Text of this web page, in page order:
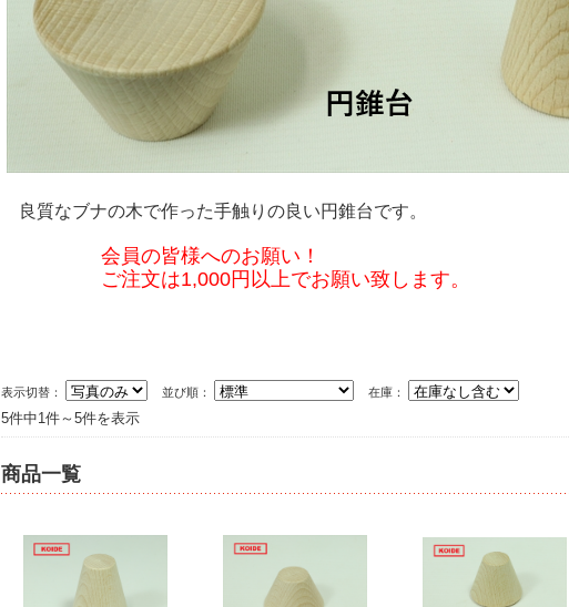
良質なブナの木で作った手触りの良い円錐台です。
会員の皆様へのお願い！
ご注文は1,000円以上でお願い致します。
表示切替： 並び順： 在庫：
5件中1件～5件を表示
商品一覧